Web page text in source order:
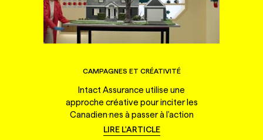
CAMPAGNES ET CRÉATIVITÉ
Intact Assurance utilise une
approche créative pour inciter les
Canadien·nes à passer à l'action
LIRE L'ARTICLE